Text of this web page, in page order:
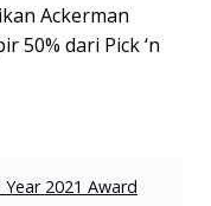
Ackerman
50% dari Pick ‘n
2021 Award